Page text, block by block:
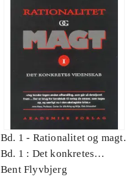
Bd. 1 - Rationalitet og magt.
Bd. 1 : Det konkretes
videnskab
Bent Flyvbjerg